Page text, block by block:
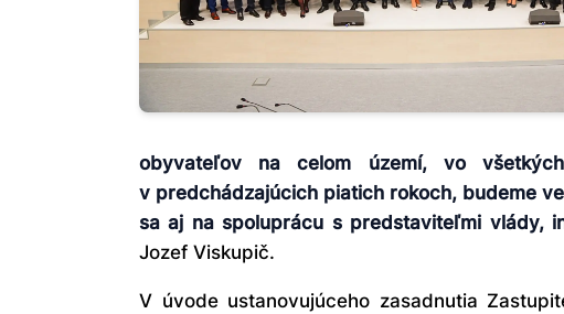
obyvateľov na celom území, vo
v predchádzajúcich piatich rokoch, budeme
sa aj na spoluprácu s predstaviteľmi vlády,
Jozef Viskupič.
V úvode ustanovujúceho zasadnutia